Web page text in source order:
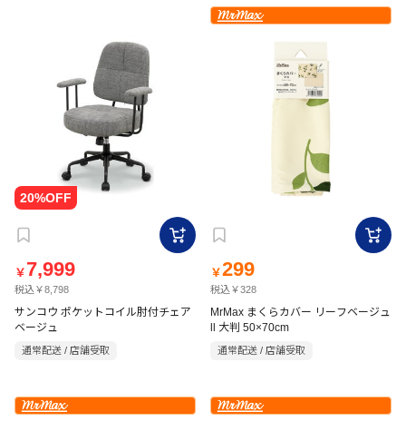
￥ 7,999
税込￥8,798
サンコウ ポケットコイル肘付チェア
ベージュ
通常配送 / 店舗受取
￥299
税込￥328
MrMax まくらカバー リーフベージュ
ll 大判 50×70cm
通常配送 / 店舗受取